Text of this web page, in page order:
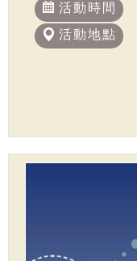
活動時間
活動地點